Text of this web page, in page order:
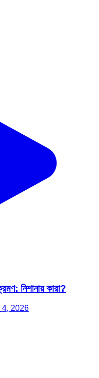
নিশানায় কারা?
4, 2026